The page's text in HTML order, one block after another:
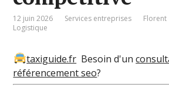
12 juin 2026 Services entreprises Florent
Logistique
taxiguide.fr Besoin d'un
référencement seo?